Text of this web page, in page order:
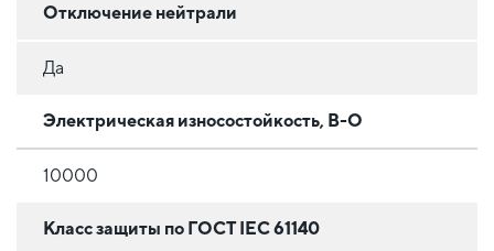
Отключение нейтрали
Да
Электрическая износостойкость, В-О
10000
Класс защиты по ГОСТ IEC 61140